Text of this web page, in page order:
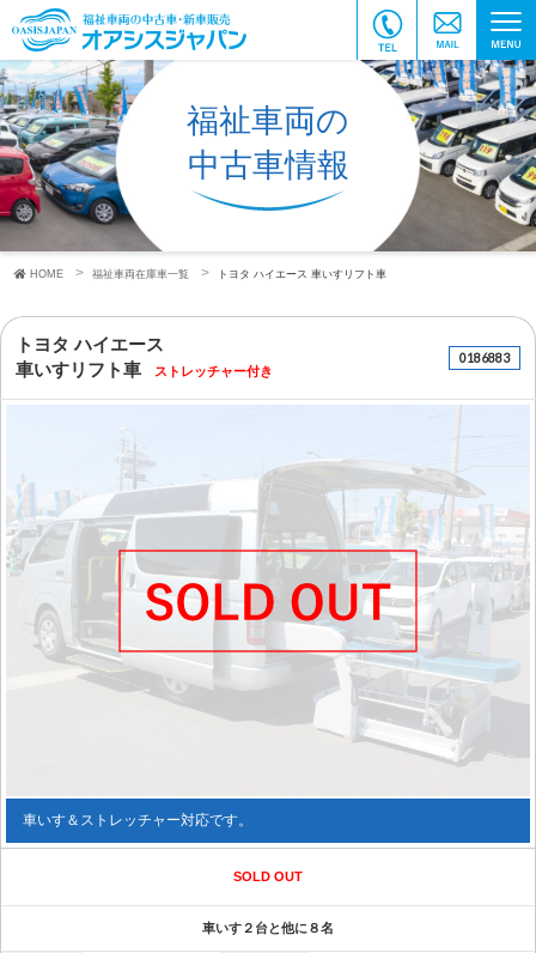
福祉車両の
中古車情報
HOME 福祉車両在庫車一覧 トヨタ ハイエース 車いすリフト車
トヨタ ハイエース
車いすリフト車
ストレッチャー付き
0186883
車いす＆ストレッチャー対応です。
SOLD OUT
車いす２台と他に８名